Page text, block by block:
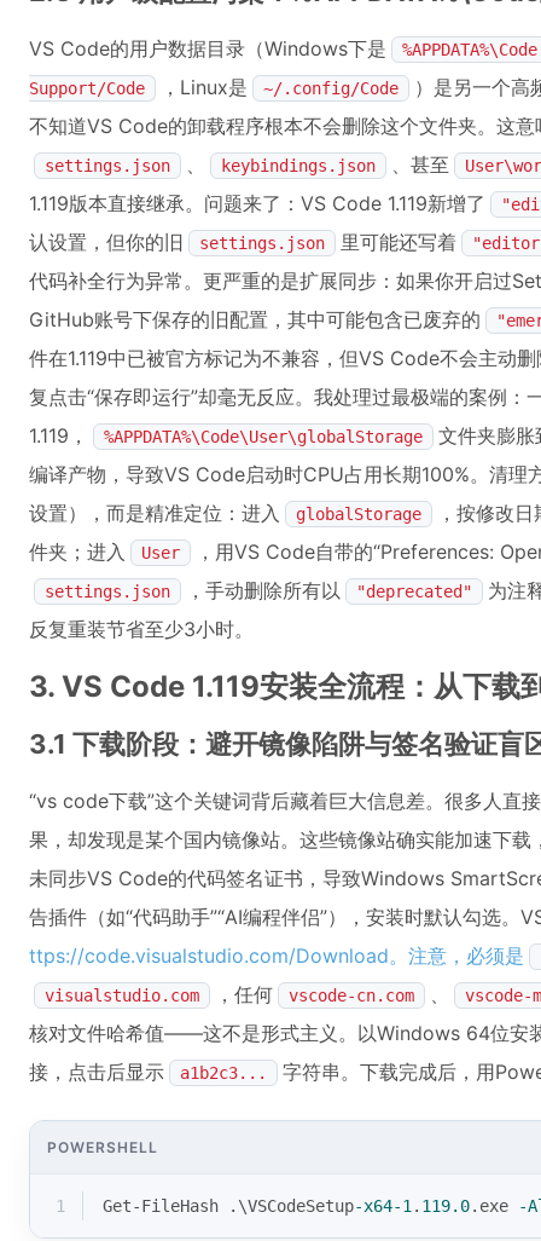
VS Code的用户数据目录（Windows下是
%APPDATA%\Code
Support/Code
，Linux是 ~/.config/Code
）是另一个高
不知道VS Code的卸载程序根本不会删除这个文件夹。这意
settings.json 、 keybindings.json 、甚至
1.119版本直接继承。问题来了：VS Code 1.119新增了
认设置，但你的旧 settings.json 里可能还写着
代码补全行为异常。更严重的是扩展同步：如果你开启过
GitHub账号下保存的旧配置，其中可能包含已废弃的
件在1.119中已被官方标记为不兼容，但VS Code不会主动
复点击“保存即运行”却毫无反应。我处理过最极端的案例：
1.119，
%APPDATA%\Code\User\globalStorage
文件夹膨胀
编译产物，导致VS Code启动时CPU占用长期100%。清理
设置），而是精准定位：进入
globalStorage
，按修改
件夹；进入
User ，用VS Code自带的“Preferences:
settings.json ，手动删除所有以 "deprecated"
为注
反复重装节省至少3小时。
3. VS Code 1.119安装全流程：从下载
3.1 下载阶段：避开镜像陷阱与签名验证盲
“vs code下载”这个关键词背后藏着巨大信息差。很多人直
果，却发现是某个国内镜像站。这些镜像站确实能加速下
未同步VS Code的代码签名证书，导致Windows
告插件（如“代码助手”“AI编程伴侣”），安装时默认勾选。
ttps://code.visualstudio.com/Download。注意，必须是
visualstudio.com
，任何 vscode-cn.com 、
核对文件哈希值——这不是形式主义。以Windows 64位安
接，点击后显示
a1b2c3... 字符串。下载完成后，用
POWERSHELL
1 Get-FileHash .\VSCodeSetup-x64-1 . 119.0.exe -